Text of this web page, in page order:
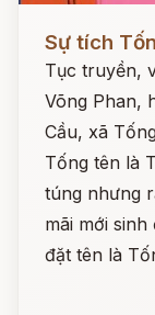
Sự tích
Tục truyền,
Võng Phan,
Cầu, xã
Tống tên là
túng nhưng
mãi mới
đặt tên là